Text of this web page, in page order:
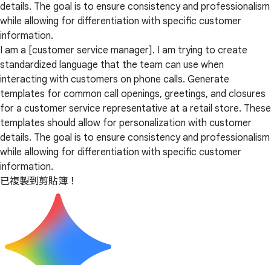
details. The goal is to ensure consistency and professionalism
while allowing for differentiation with specific customer
information.
I am a [customer service manager]. I am trying to create
standardized language that the team can use when
interacting with customers on phone calls. Generate
templates for common call openings, greetings, and closures
for a customer service representative at a retail store. These
templates should allow for personalization with customer
details. The goal is to ensure consistency and professionalism
while allowing for differentiation with specific customer
information.
已複製到剪貼簿！